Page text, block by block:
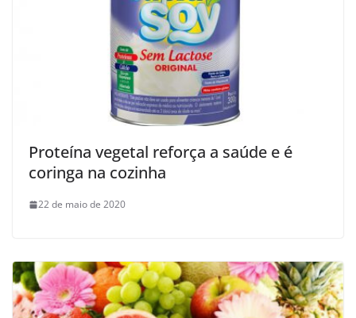
Proteína vegetal reforça a saúde e é
coringa na cozinha
22 de maio de 2020